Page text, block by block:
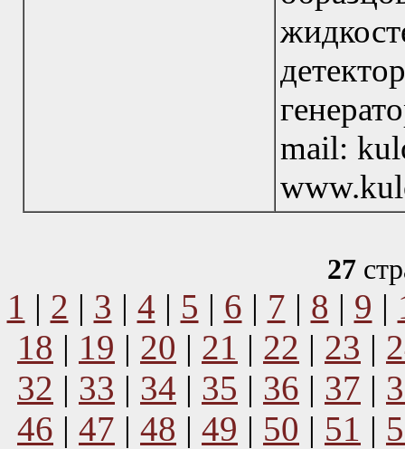
mail:
27
1 | 2 | 3 | 4 | 5 | 6 | 7 | 8 | 9 |
18 | 19 | 20 | 21 | 22 | 23 |
32 | 33 | 34 | 35 | 36 | 37 |
46 | 47 | 48 | 49 | 50 | 51 |